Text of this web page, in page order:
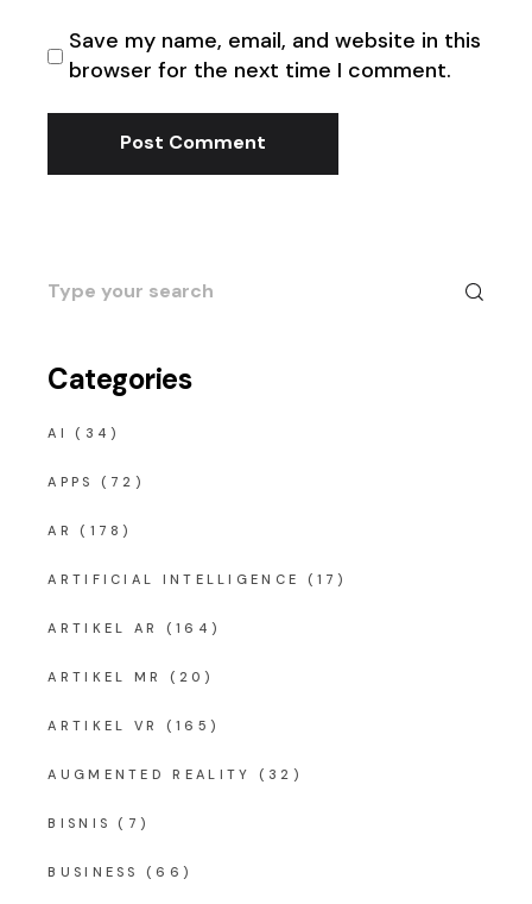
Save my name, email, and website in this
browser for the next time I comment.
Post Comment
Search
for:
Categories
AI (34)
APPS (72)
AR (178)
ARTIFICIAL INTELLIGENCE (17)
ARTIKEL AR (164)
ARTIKEL MR (20)
ARTIKEL VR (165)
AUGMENTED REALITY (32)
BISNIS (7)
BUSINESS (66)